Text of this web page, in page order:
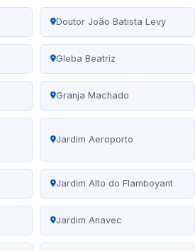
Doutor João Batista Levy
Gleba Beatriz
Granja Machado
Jardim Aeroporto
Jardim Alto do Flamboyant
Jardim Anavec